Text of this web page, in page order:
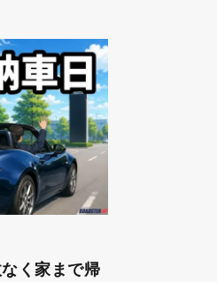
く家まで帰